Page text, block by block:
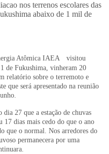
nos terrenos escolares das
abaixo de 1 mil de
Atômica IAEA visitou
Fukushima, vinheram 20
relatório sobre o terremoto e
que será apresentado na reunião
27 que a estação de chuvas
17 dias mais cedo do que o ano
que o normal. Nos arredores do
permanecera por uma